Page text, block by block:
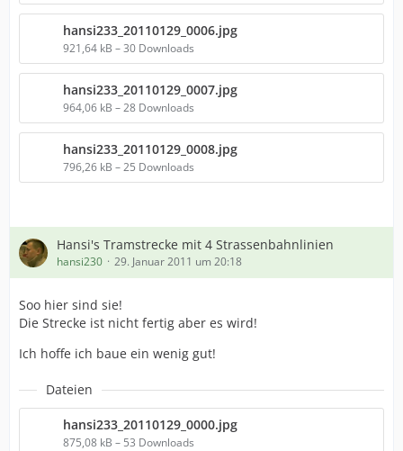
hansi233_20110129_0006.jpg
921,64 kB – 30 Downloads
hansi233_20110129_0007.jpg
964,06 kB – 28 Downloads
hansi233_20110129_0008.jpg
796,26 kB – 25 Downloads
Hansi's Tramstrecke mit 4 Strassenbahnlinien
hansi230 29. Januar 2011 um 20:18
Soo hier sind sie!
Die Strecke ist nicht fertig aber es wird!
Ich hoffe ich baue ein wenig gut!
Dateien
hansi233_20110129_0000.jpg
875,08 kB – 53 Downloads